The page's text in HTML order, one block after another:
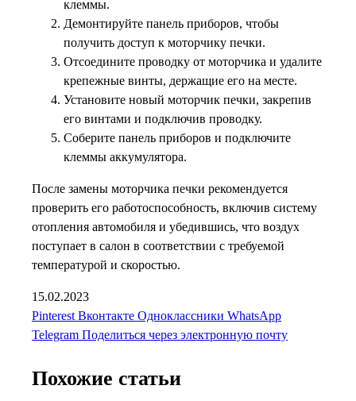
клеммы.
Демонтируйте панель приборов, чтобы
получить доступ к моторчику печки.
Отсоедините проводку от моторчика и удалите
крепежные винты, держащие его на месте.
Установите новый моторчик печки, закрепив
его винтами и подключив проводку.
Соберите панель приборов и подключите
клеммы аккумулятора.
После замены моторчика печки рекомендуется
проверить его работоспособность, включив систему
отопления автомобиля и убедившись, что воздух
поступает в салон в соответствии с требуемой
температурой и скоростью.
15.02.2023
Pinterest Вконтакте Одноклассники WhatsApp
Telegram Поделиться через электронную почту
Похожие статьи